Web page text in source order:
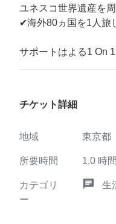
ユネスコ世界遺産を
✔︎海外80ヵ国を1人旅
サポートはよる1 On
チケット詳細
地域 東京都
所要時間 1.0 時間
カテゴリ
ー
chat 生